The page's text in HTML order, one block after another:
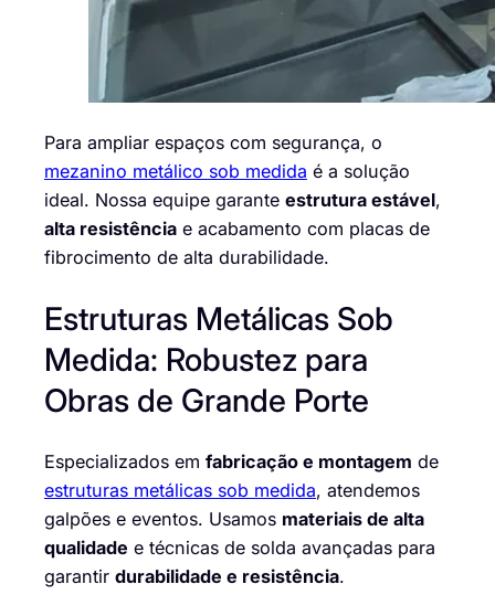
Para ampliar espaços com segurança, o
mezanino metálico sob medida é a solução
ideal. Nossa equipe garante estrutura estável,
alta resistência e acabamento com placas de
fibrocimento de alta durabilidade.
Estruturas Metálicas Sob
Medida: Robustez para
Obras de Grande Porte
Especializados em fabricação e montagem de
estruturas metálicas sob medida, atendemos
galpões e eventos. Usamos materiais de alta
qualidade e técnicas de solda avançadas para
garantir durabilidade e resistência.